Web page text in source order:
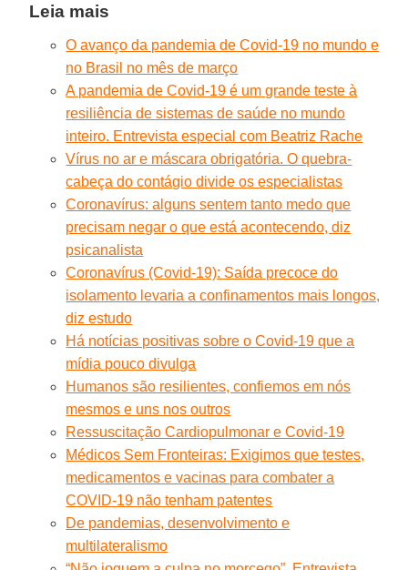
Leia mais
O avanço da pandemia de Covid-19 no mundo e
no Brasil no mês de março
A pandemia de Covid-19 é um grande teste à
resiliência de sistemas de saúde no mundo
inteiro. Entrevista especial com Beatriz Rache
Vírus no ar e máscara obrigatória. O quebra-
cabeça do contágio divide os especialistas
Coronavírus: alguns sentem tanto medo que
precisam negar o que está acontecendo, diz
psicanalista
Coronavírus (Covid-19): Saída precoce do
isolamento levaria a confinamentos mais longos,
diz estudo
Há notícias positivas sobre o Covid-19 que a
mídia pouco divulga
Humanos são resilientes, confiemos em nós
mesmos e uns nos outros
Ressuscitação Cardiopulmonar e Covid-19
Médicos Sem Fronteiras: Exigimos que testes,
medicamentos e vacinas para combater a
COVID-19 não tenham patentes
De pandemias, desenvolvimento e
multilateralismo